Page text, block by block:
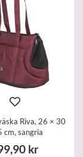
Riva, 26 × 30
cm, sangria
kr